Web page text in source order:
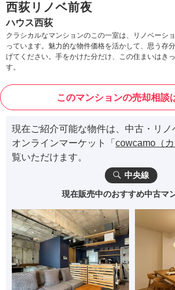
西荻リノベ前夜
ハウス西荻
クラシカルなマンションのこの一室は、リノベーシ
っています。魅力的な物件価格を活かして、思う存
げてください。手をかけた分だけ、この住まいはき
す。
このマンションの売却相談
現在ご紹介可能な物件は、中古・リ
オンラインマーケット「 cowcamo（カ
覧いただけます。
中央線
現在販売中のおすすめ中古マ